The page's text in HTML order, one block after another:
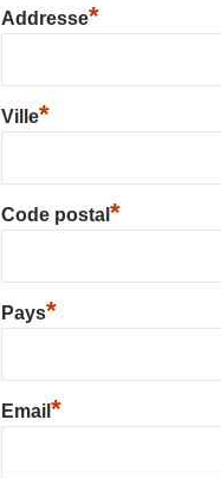
Addresse*
Ville*
Code postal *
Pays*
Email *